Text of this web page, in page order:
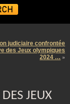
judiciaire confrontée
des Jeux olympiques
2024 … »
JEUX